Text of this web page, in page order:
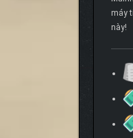
máy
này!